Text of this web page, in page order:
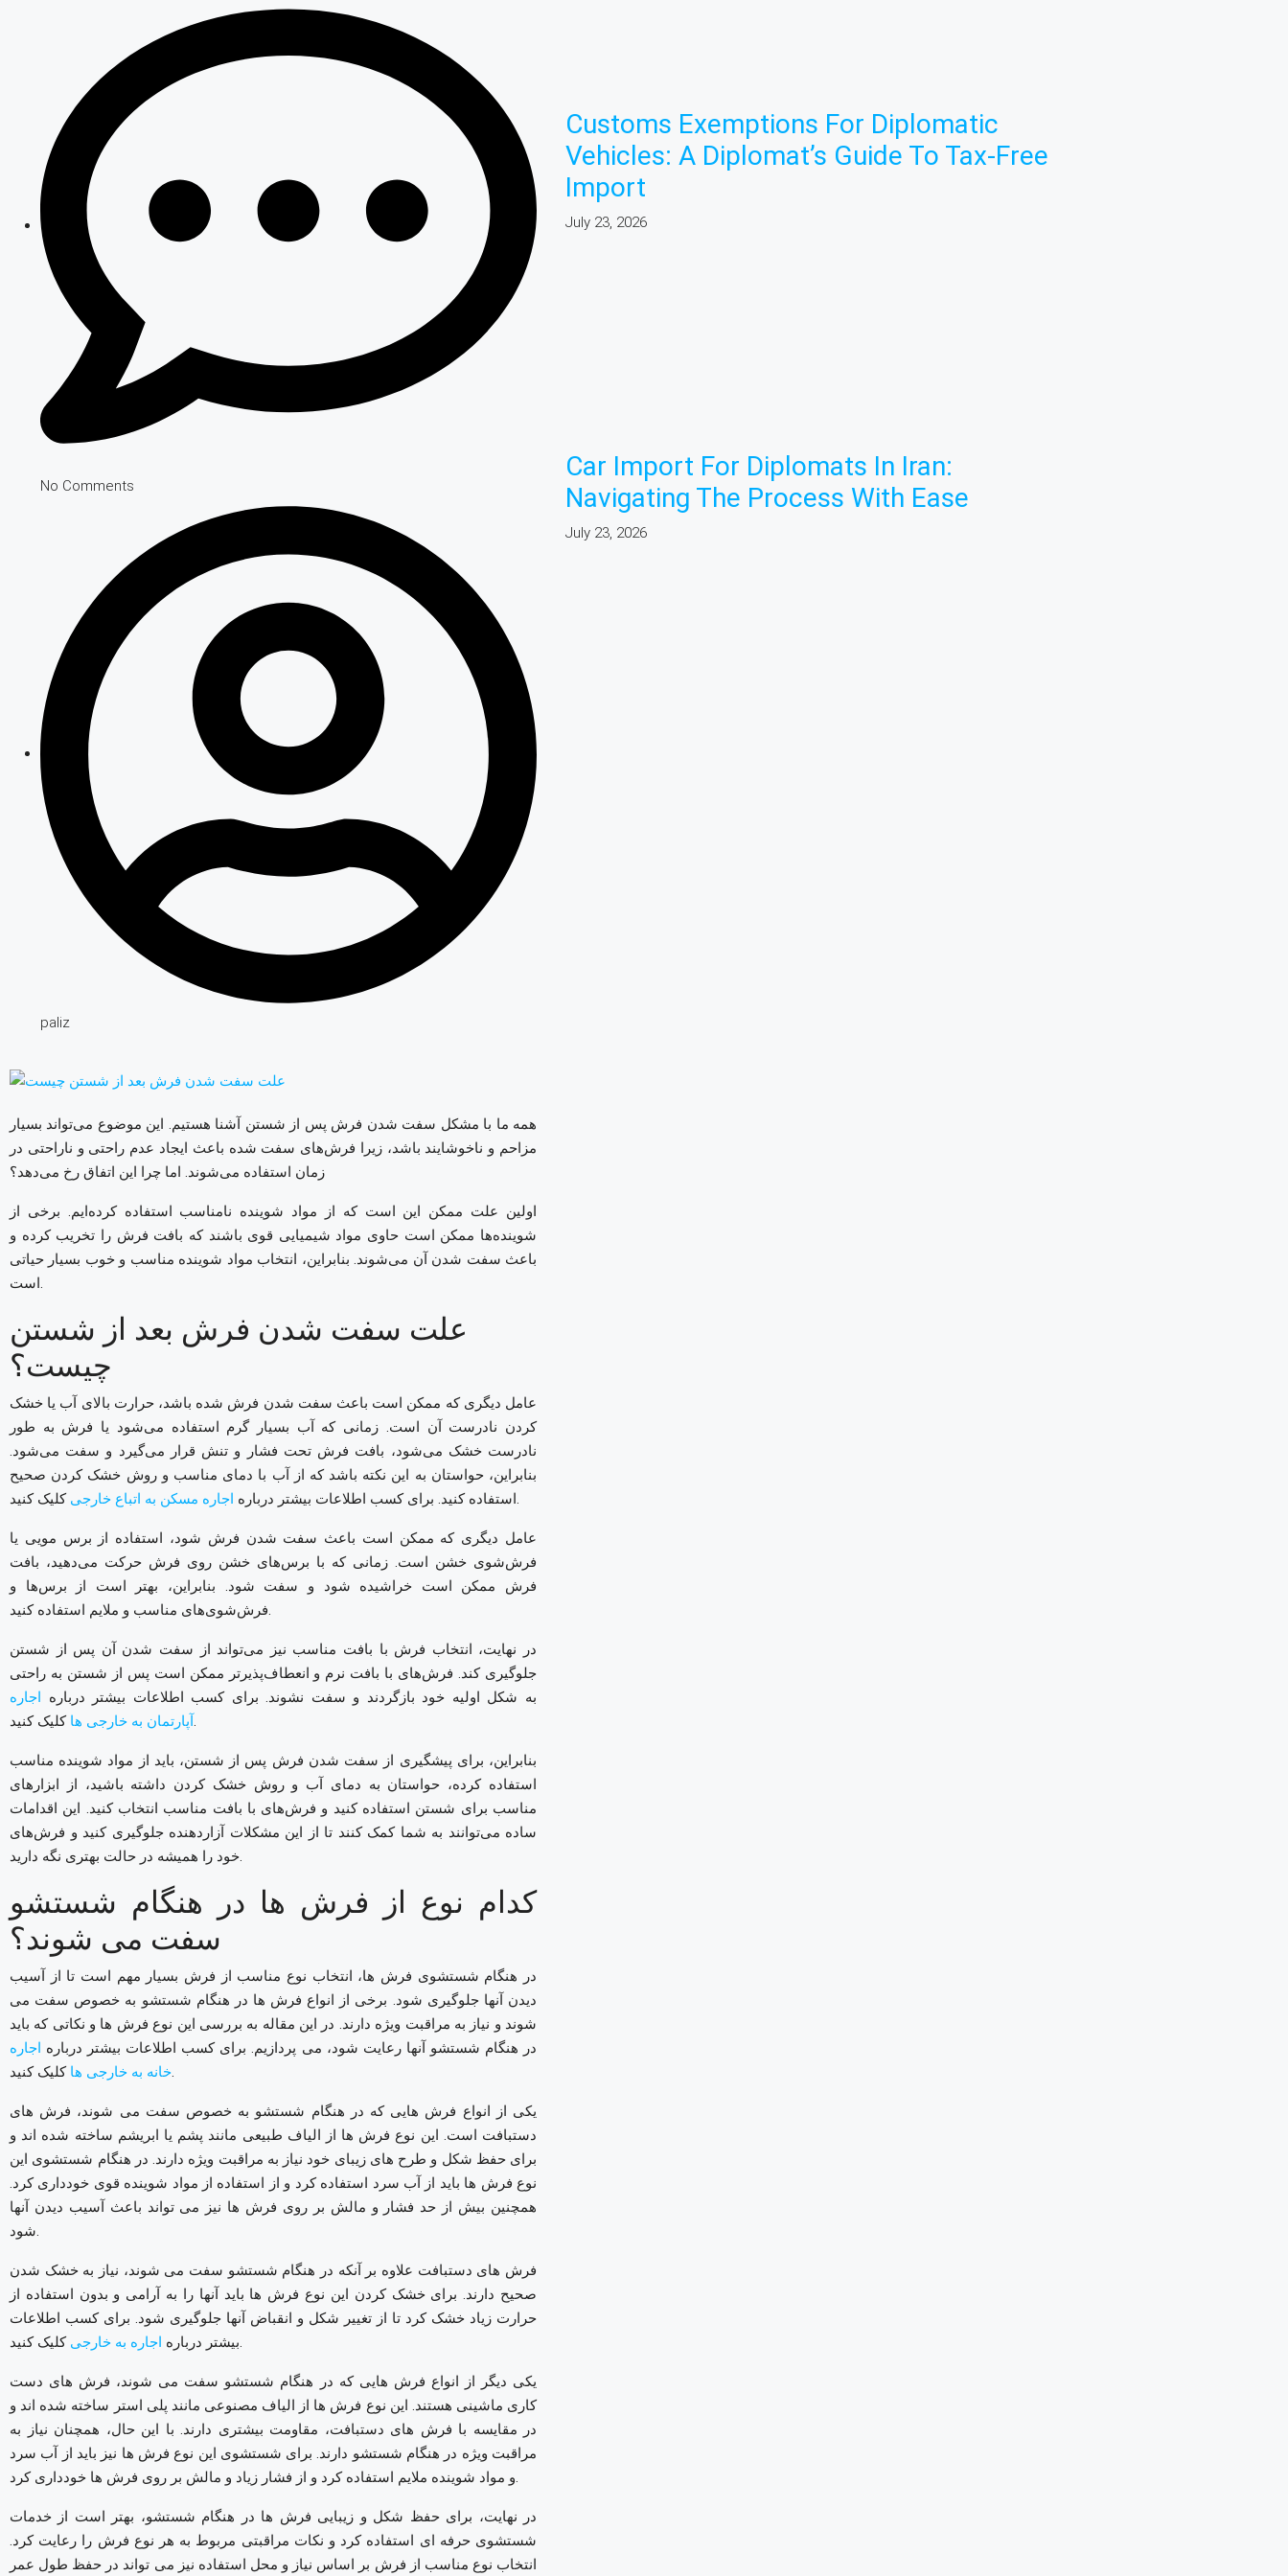
No Comments
paliz
همه ما با مشکل سفت شدن فرش پس از شستن آشنا هستیم. این موضوع می‌تواند بسیار
مزاحم و ناخوشایند باشد، زیرا فرش‌های سفت شده باعث ایجاد عدم راحتی و ناراحتی در
زمان استفاده می‌شوند. اما چرا این اتفاق رخ می‌دهد؟
اولین علت ممکن این است که از مواد شوینده نامناسب استفاده کرده‌ایم. برخی از
شوینده‌ها ممکن است حاوی مواد شیمیایی قوی باشند که بافت فرش را تخریب کرده و
باعث سفت شدن آن می‌شوند. بنابراین، انتخاب مواد شوینده مناسب و خوب بسیار حیاتی
است.
علت سفت شدن فرش بعد از شستن
چیست؟
عامل دیگری که ممکن است باعث سفت شدن فرش شده باشد، حرارت بالای آب یا خشک
کردن نادرست آن است. زمانی که آب بسیار گرم استفاده می‌شود یا فرش به طور
نادرست خشک می‌شود، بافت فرش تحت فشار و تنش قرار می‌گیرد و سفت می‌شود.
بنابراین، حواستان به این نکته باشد که از آب با دمای مناسب و روش خشک کردن صحیح
استفاده کنید. برای کسب اطلاعات بیشتر درباره اجاره مسکن به اتباع خارجی کلیک کنید.
عامل دیگری که ممکن است باعث سفت شدن فرش شود، استفاده از برس مویی یا
فرش‌شوی خشن است. زمانی که با برس‌های خشن روی فرش حرکت می‌دهید، بافت
فرش ممکن است خراشیده شود و سفت شود. بنابراین، بهتر است از برس‌ها و
فرش‌شوی‌های مناسب و ملایم استفاده کنید.
در نهایت، انتخاب فرش با بافت مناسب نیز می‌تواند از سفت شدن آن پس از شستن
جلوگیری کند. فرش‌های با بافت نرم و انعطاف‌پذیرتر ممکن است پس از شستن به راحتی
به شکل اولیه خود بازگردند و سفت نشوند. برای کسب اطلاعات بیشتر درباره اجاره
آپارتمان به خارجی هاکلیک کنید.
بنابراین، برای پیشگیری از سفت شدن فرش پس از شستن، باید از مواد شوینده مناسب
استفاده کرده، حواستان به دمای آب و روش خشک کردن داشته باشید، از ابزارهای
مناسب برای شستن استفاده کنید و فرش‌های با بافت مناسب انتخاب کنید. این اقدامات
ساده می‌توانند به شما کمک کنند تا از این مشکلات آزاردهنده جلوگیری کنید و فرش‌های
خود را همیشه در حالت بهتری نگه دارید.
کدام نوع از فرش ها در هنگام شستشو
سفت می شوند؟
در هنگام شستشوی فرش ها، انتخاب نوع مناسب از فرش بسیار مهم است تا از آسیب
دیدن آنها جلوگیری شود. برخی از انواع فرش ها در هنگام شستشو به خصوص سفت می
شوند و نیاز به مراقبت ویژه دارند. در این مقاله به بررسی این نوع فرش ها و نکاتی که باید
در هنگام شستشو آنها رعایت شود، می پردازیم. برای کسب اطلاعات بیشتر درباره اجاره
خانه به خارجی هاکلیک کنید.
یکی از انواع فرش هایی که در هنگام شستشو به خصوص سفت می شوند، فرش های
دستبافت است. این نوع فرش ها از الیاف طبیعی مانند پشم یا ابریشم ساخته شده اند و
برای حفظ شکل و طرح های زیبای خود نیاز به مراقبت ویژه دارند. در هنگام شستشوی این
نوع فرش ها باید از آب سرد استفاده کرد و از استفاده از مواد شوینده قوی خودداری کرد.
همچنین بیش از حد فشار و مالش بر روی فرش ها نیز می تواند باعث آسیب دیدن آنها
شود.
فرش های دستبافت علاوه بر آنکه در هنگام شستشو سفت می شوند، نیاز به خشک شدن
صحیح دارند. برای خشک کردن این نوع فرش ها باید آنها را به آرامی و بدون استفاده از
حرارت زیاد خشک کرد تا از تغییر شکل و انقباض آنها جلوگیری شود. برای کسب اطلاعات
بیشتر درباره اجاره به خارجی کلیک کنید.
یکی دیگر از انواع فرش هایی که در هنگام شستشو سفت می شوند، فرش های دست
کاری ماشینی هستند. این نوع فرش ها از الیاف مصنوعی مانند پلی استر ساخته شده اند و
در مقایسه با فرش های دستبافت، مقاومت بیشتری دارند. با این حال، همچنان نیاز به
مراقبت ویژه در هنگام شستشو دارند. برای شستشوی این نوع فرش ها نیز باید از آب سرد
و مواد شوینده ملایم استفاده کرد و از فشار زیاد و مالش بر روی فرش ها خودداری کرد.
در نهایت، برای حفظ شکل و زیبایی فرش ها در هنگام شستشو، بهتر است از خدمات
شستشوی حرفه ای استفاده کرد و نکات مراقبتی مربوط به هر نوع فرش را رعایت کرد.
انتخاب نوع مناسب از فرش بر اساس نیاز و محل استفاده نیز می تواند در حفظ طول عمر
Customs Exemptions For Diplomatic
Vehicles: A Diplomat’s Guide To Tax-Free
Import
July 23, 2026
Car Import For Diplomats In Iran:
Navigating The Process With Ease
July 23, 2026